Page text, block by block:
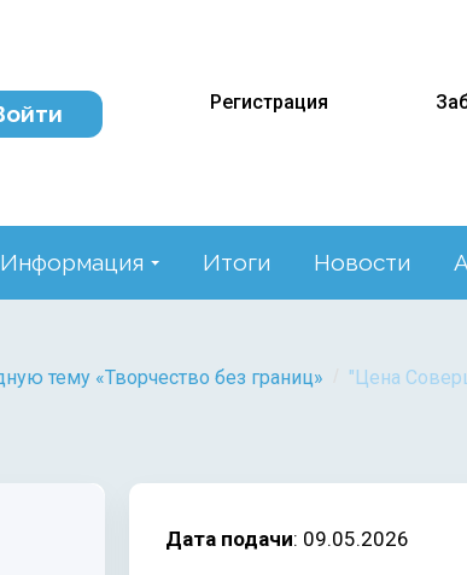
Регистрация
Информация Итоги Новости
тему «Творчество без границ» "Цена
Дата подачи: 09.05.2026